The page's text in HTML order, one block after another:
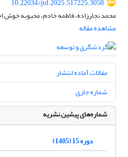
10.22034/jtd.2025.517225.3058
محمد نجارزاده، فاطمه خادم، محبوبه خوش
مشاهده مقاله
مقالات آماده انتشار
شماره جاری
شماره‌های پیشین نشریه
دوره 15 (1405)